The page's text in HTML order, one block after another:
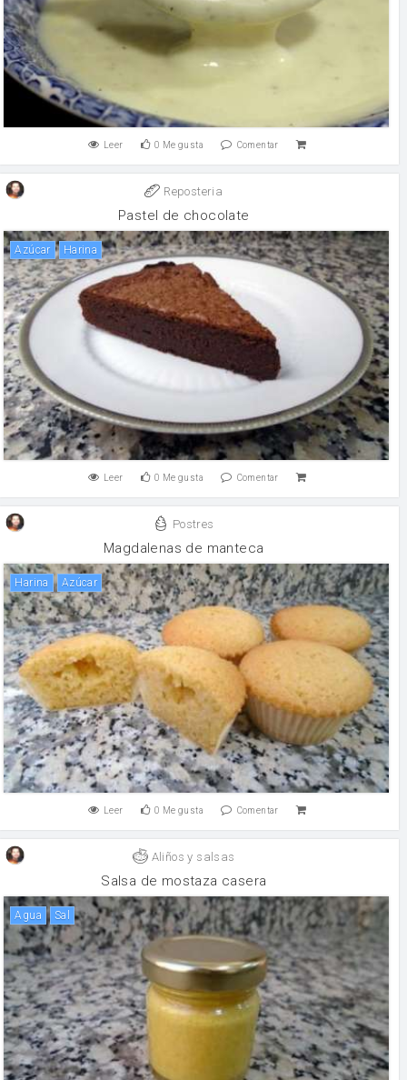
Leer 0 Me gusta Comentar
Reposteria
Pastel de chocolate
Azúcar harina
Leer 0 Me gusta Comentar
Postres
Magdalenas de manteca
harina Azúcar
Leer 0 Me gusta Comentar
Aliños y salsas
Salsa de mostaza casera
agua sal